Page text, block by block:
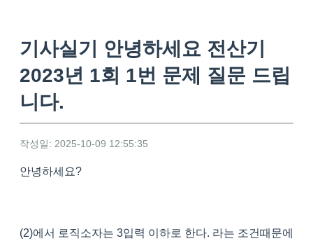
기사실기 안녕하세요 전산기
2023년 1회 1번 문제 질문 드립
니다.
작성일: 2025-10-09 12:55:35
안녕하세요?
(2)에서 로직소자는 3입력 이하로 한다. 라는 조건때문에